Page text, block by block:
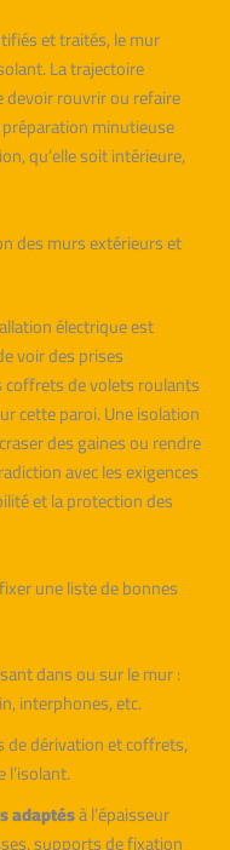
et traités, le mur
La trajectoire
devoir rouvrir ou refaire
minutieuse
qu’elle soit intérieure,
des murs extérieurs et
électrique est
voir des prises
coffrets de volets roulants
cette paroi. Une isolation
des gaines ou rendre
avec les exigences
et la protection des
une liste de bonnes
dans ou sur le mur :
interphones, etc.
de dérivation et coffrets,
l’isolant.
adaptésà l’épaisseur
supports de fixation